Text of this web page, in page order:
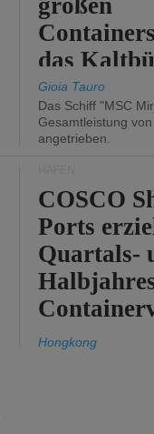
großen
das
Gioia Tauro
Das Schiff "MSC
Gesamtleistung
angetrieben.
COSCO
Ports
Quartals-
Hongkong